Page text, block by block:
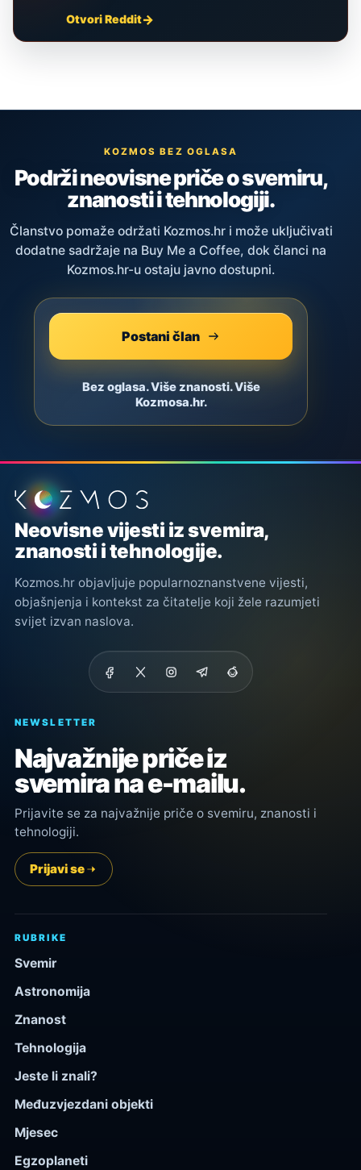
Otvori Reddit
KOZMOS BEZ OGLASA
Podrži neovisne priče o svemiru,
znanosti i tehnologiji.
Članstvo pomaže održati Kozmos.hr i može uključivati
dodatne sadržaje na Buy Me a Coffee, dok članci na
Kozmos.hr-u ostaju javno dostupni.
Postani član
Bez oglasa. Više znanosti. Više
Kozmosa.hr.
Podnožje stranice
Neovisne vijesti iz svemira,
znanosti i tehnologije.
Kozmos.hr objavljuje popularnoznanstvene vijesti,
objašnjenja i kontekst za čitatelje koji žele razumjeti
svijet izvan naslova.
NEWSLETTER
Najvažnije priče iz
svemira na e-mailu.
Prijavite se za najvažnije priče o svemiru, znanosti i
tehnologiji.
Prijavi se
RUBRIKE
Svemir
Astronomija
Znanost
Tehnologija
Jeste li znali?
Međuzvjezdani objekti
Mjesec
Egzoplaneti